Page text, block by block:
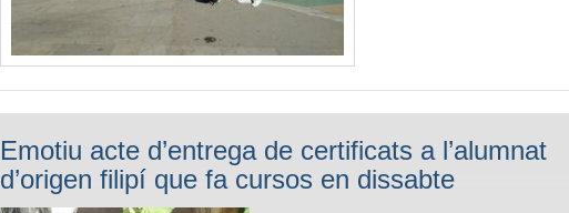
Emotiu acte d’entrega de certificats a l’alumnat
d’origen filipí que fa cursos en dissabte